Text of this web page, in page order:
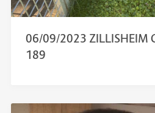
06/09/2023 ZILLISHEIM
189